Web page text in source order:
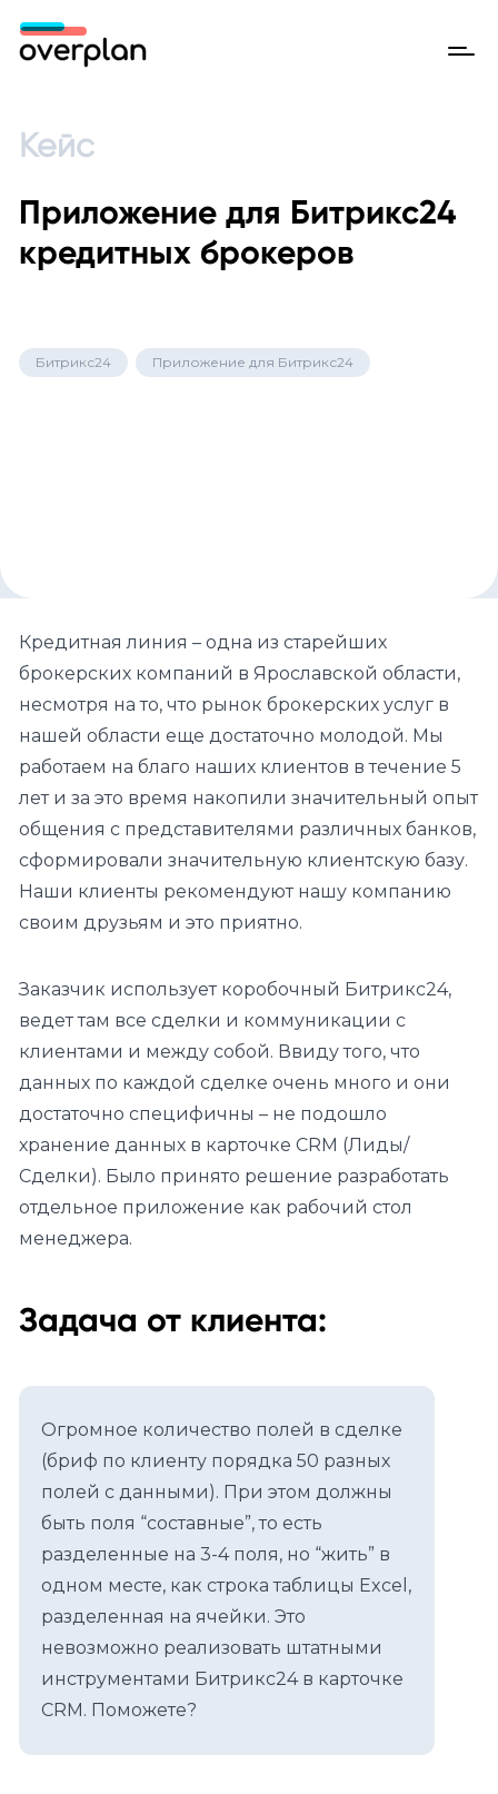
Кейс
Приложение для Битрикс24
кредитных брокеров
Битрикс24 Приложение для Битрикс24
Кредитная линия – одна из старейших
брокерских компаний в Ярославской области,
несмотря на то, что рынок брокерских услуг в
нашей области еще достаточно молодой. Мы
работаем на благо наших клиентов в течение 5
лет и за это время накопили значительный опыт
общения с представителями различных банков,
сформировали значительную клиентскую базу.
Наши клиенты рекомендуют нашу компанию
своим друзьям и это приятно.
Заказчик использует коробочный Битрикс24,
ведет там все сделки и коммуникации с
клиентами и между собой. Ввиду того, что
данных по каждой сделке очень много и они
достаточно специфичны – не подошло
хранение данных в карточке CRM (Лиды/
Сделки). Было принято решение разработать
отдельное приложение как рабочий стол
менеджера.
Задача от клиента:
Огромное количество полей в сделке
(бриф по клиенту порядка 50 разных
полей с данными). При этом должны
быть поля “составные”, то есть
разделенные на 3-4 поля, но “жить” в
одном месте, как строка таблицы Excel,
разделенная на ячейки. Это
невозможно реализовать штатными
инструментами Битрикс24 в карточке
CRM. Поможете?